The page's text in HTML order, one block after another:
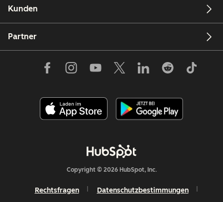
Kunden
Partner
Copyright © 2026 HubSpot, Inc.
Rechtsfragen Datenschutzbestimmungen